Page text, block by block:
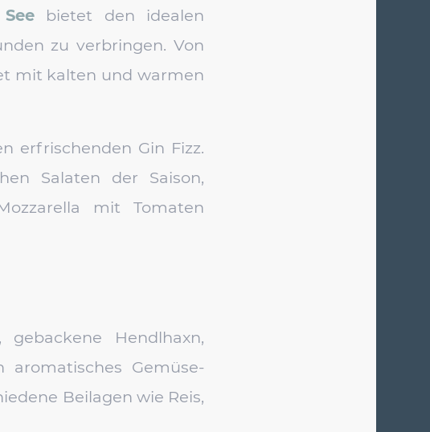
bietet den idealen
zu verbringen. Von
mit kalten und warmen
erfrischenden Gin Fizz.
Salaten der Saison,
mit Tomaten
Hendlhaxn,
aromatisches Gemüse-
Beilagen wie Reis,